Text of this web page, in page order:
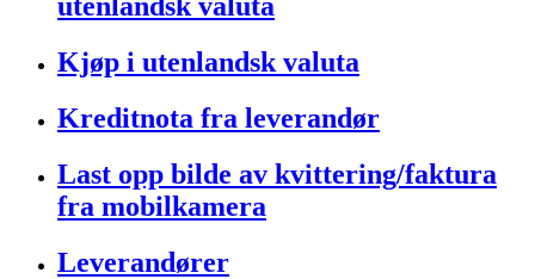
utenlandsk valuta
Kjøp i utenlandsk valuta
Kreditnota fra leverandør
Last opp bilde av kvittering/faktura
fra mobilkamera
Leverandører